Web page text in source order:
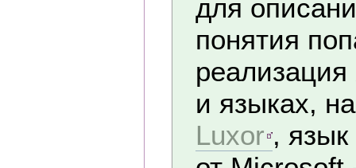
для
понятия
и языках,
Luxor ,